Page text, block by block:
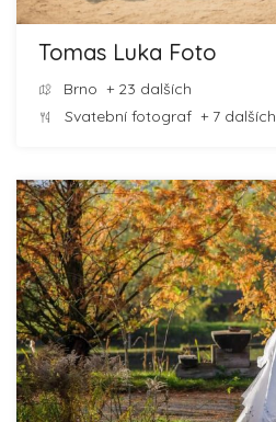
Tomas Luka Foto
Brno + 23 dalších
Svatební fotograf + 7 dalších